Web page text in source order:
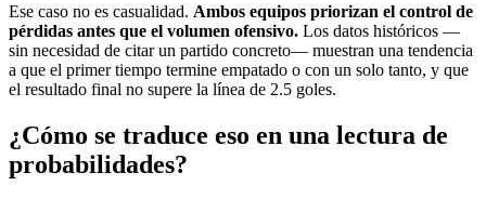
Ese caso no es casualidad. Ambos equipos priorizan el control de
pérdidas antes que el volumen ofensivo. Los datos históricos —
sin necesidad de citar un partido concreto— muestran una tendencia
a que el primer tiempo termine empatado o con un solo tanto, y que
el resultado final no supere la línea de 2.5 goles.
¿Cómo se traduce eso en una lectura de
probabilidades?